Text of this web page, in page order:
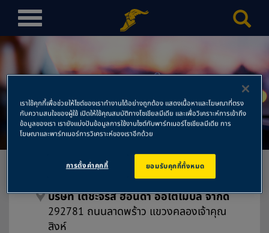
T
l
n
a
v
t
บริษัท เตชะจรัส ฮอนด้า ออโต
โมบิล จำกัด
บริษัท เตชะจรัส ฮอนด้า ออโตโมบิล จำกัด
292781 ถนนลาดพร้าว แขวงคลองเจ้าคุณ
สิงห์
เราใช้คุกกี้เพื่อช่วยให้ไซต์ของเราทำงานได้อย่างถูกต้อง แสดงเนื้อหาและโฆษณาที่ตรง
กับความสนใจของผู้ใช้ เปิดให้ใช้คุณสมบัติทางโซเชียลมีเดีย และเพื่อวิเคราะห์การเข้าถึง
ข้อมูลของเรา เรายังแบ่งปันข้อมูลการใช้งานไซต์กับพาร์ทเนอร์โซเชียลมีเดีย การ
โฆษณาและพาร์ทเนอร์การวิเคราะห์ของเราอีกด้วย
ยอมรับคุกกี้ทั้งหมด
การตั้งค่าคุกกี้